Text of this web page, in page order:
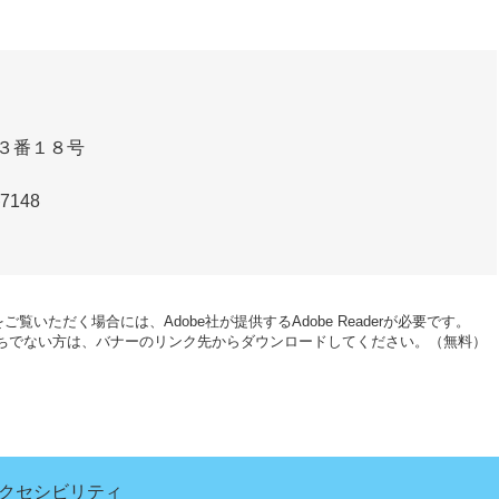
番１８号
覧いただく場合には、Adobe社が提供するAdobe Readerが必要です。
でない方は、バナーのリンク先からダウンロードしてください。（無料）
セシビリティ